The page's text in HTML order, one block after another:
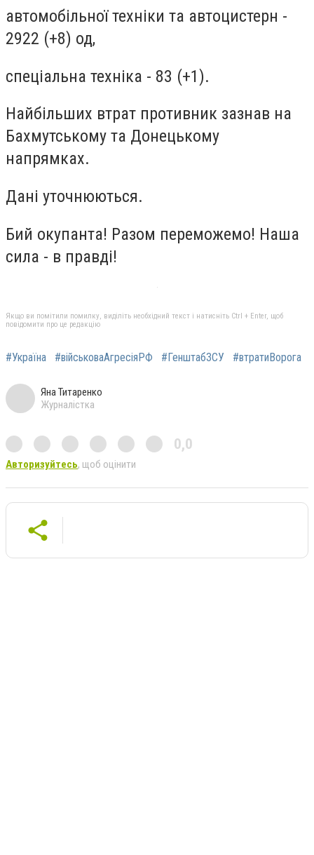
автомобільної техніки та автоцистерн -
2922 (+8) од,
спеціальна техніка - 83 (+1).
Найбільших втрат противник зазнав на
Бахмутському та Донецькому
напрямках.
Дані уточнюються.
Бий окупанта! Разом переможемо! Наша
сила - в правді!
Якщо ви помітили помилку, виділіть необхідний текст і натисніть Ctrl + Enter, щоб
повідомити про це редакцію
#Україна #військоваАгресіяРФ #ГенштабЗСУ #втратиВорога
Яна Титаренко
Журналістка
0,0
Авторизуйтесь, щоб оцінити